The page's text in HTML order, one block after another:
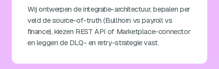
Wij ontwerpen de integratie-architectuur, bepalen per
veld de source-of-truth (Bullhorn vs payroll vs
finance), kiezen REST API of Marketplace-connector
en leggen de DLQ- en retry-strategie vast.